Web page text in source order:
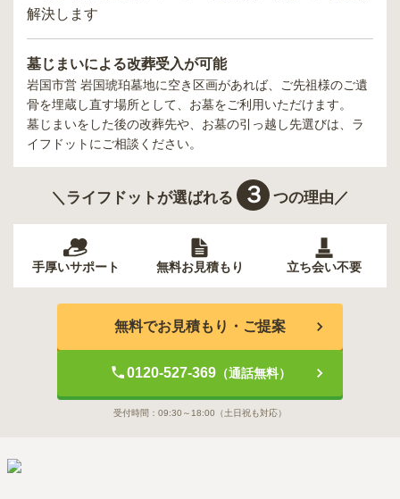
解決します
墓じまいによる改葬受入が可能
岩国市営 岩国琥珀墓地に空き区画があれば、ご先祖様のご遺
骨を埋蔵し直す場所として、お墓をご利用いただけます。
墓じまいをした後の改葬先や、お墓の引っ越し先選びは、ラ
イフドットにご相談ください。
＼ライフドットが選ばれる ３ つの理由／
手厚いサポート 無料お見積もり 立ち会い不要
無料でお見積もり・ご提案
0120-527-369（通話無料）
受付時間： 09:30～18:00 （土日祝も対応）